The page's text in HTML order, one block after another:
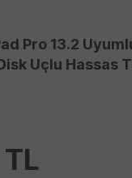
Pro 13.2
Uçlu Hassas
TL